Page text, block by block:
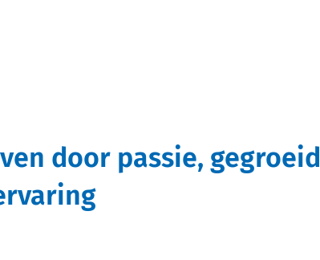
door passie, gegroeid